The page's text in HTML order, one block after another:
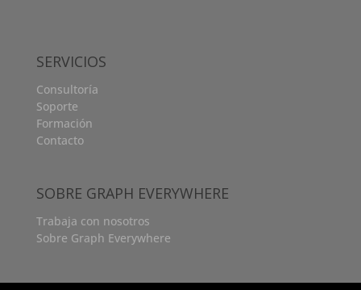
SERVICIOS
Consultoría
Soporte
Formación
Contacto
SOBRE GRAPH EVERYWHERE
Trabaja con nosotros
Sobre Graph Everywhere